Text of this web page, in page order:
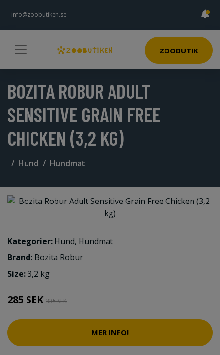
info@zoobutiken.se
ZOOBUTIK
BOZITA ROBUR ADULT
SENSITIVE GRAIN FREE
CHICKEN (3,2 KG)
Hund Hundmat
Kategorier: Hund, Hundmat
Brand: Bozita Robur
Size:3,2 kg
285 SEK 335 SEK
MER INFO!